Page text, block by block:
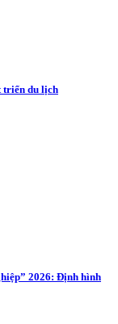
triển du lịch
2026: Định hình